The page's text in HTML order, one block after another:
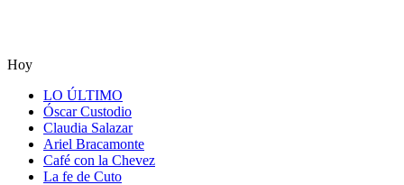
Hoy
LO ÚLTIMO
Óscar Custodio
Claudia Salazar
Ariel Bracamonte
Café con la Chevez
La fe de Cuto